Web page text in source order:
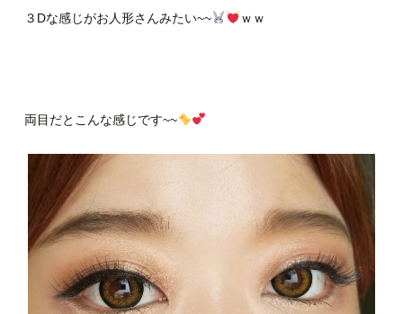
３Dな感じがお人形さんみたい~~ ｗｗ
両目だとこんな感じです~~